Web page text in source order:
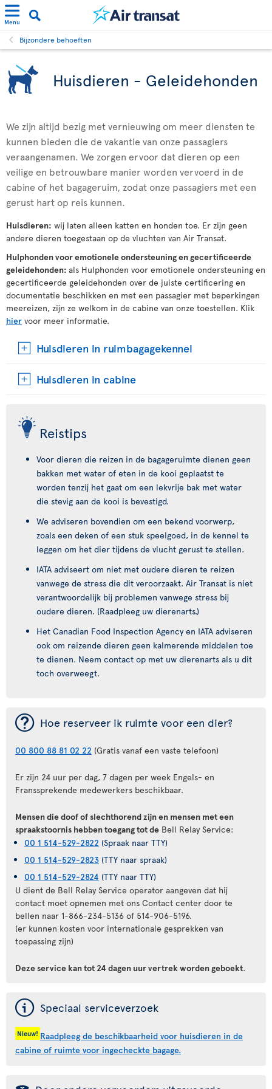
Menu
Bijzondere behoeften
Huisdieren - Geleidehonden
We zijn altijd bezig met vernieuwing om meer diensten te
kunnen bieden die de vakantie van onze passagiers
veraangenamen. We zorgen ervoor dat dieren op een
veilige en betrouwbare manier worden vervoerd in de
cabine of het bagageruim, zodat onze passagiers met een
gerust hart op reis kunnen.
Huisdieren: wij laten alleen katten en honden toe. Er zijn geen
andere dieren toegestaan op de vluchten van Air Transat.
Hulphonden voor emotionele ondersteuning en gecertificeerde
geleidehonden: als Hulphonden voor emotionele ondersteuning en
gecertificeerde geleidehonden over de juiste certificering en
documentatie beschikken en met een passagier met beperkingen
meereizen, zijn ze welkom in de cabine van onze toestellen. Klik
hier voor meer informatie.
Huisdieren in ruimbagagekennel
Huisdieren in cabine
Reistips
Voor dieren die reizen in de bagageruimte dienen geen
bakken met water of eten in de kooi geplaatst te
worden tenzij het gaat om een lekvrije bak met water
die stevig aan de kooi is bevestigd.
We adviseren bovendien om een bekend voorwerp,
zoals een deken of een stuk speelgoed, in de kennel te
leggen om het dier tijdens de vlucht gerust te stellen.
IATA adviseert om niet met oudere dieren te reizen
vanwege de stress die dit veroorzaakt. Air Transat is niet
verantwoordelijk bij problemen vanwege stress bij
oudere dieren. (Raadpleeg uw dierenarts.)
Het Canadian Food Inspection Agency en IATA adviseren
ook om reizende dieren geen kalmerende middelen toe
te dienen. Neem contact op met uw dierenarts als u dit
toch overweegt.
¯ Hoe reserveer ik ruimte voor een dier?
00 800 88 81 02 22 (Gratis vanaf een vaste telefoon)
Er zijn 24 uur per dag, 7 dagen per week Engels- en
Franssprekende medewerkers beschikbaar.
Mensen die doof of slechthorend zijn en mensen met een
spraakstoornis hebben toegang tot de Bell Relay Service:
00 1 514-529-2822 (Spraak naar TTY)
00 1 514-529-2823 (TTY naar spraak)
00 1 514-529-2824 (TTY naar TTY)
U dient de Bell Relay Service operator aangeven dat hij
contact moet opnemen met ons Contact center door te
bellen naar 1-866-234-5136 of 514-906-5196.
(er kunnen kosten voor internationale gesprekken van
toepassing zijn)
Deze service kan tot 24 dagen uur vertrek worden geboekt.
ý Speciaal serviceverzoek
Nieuw! Raadpleeg de beschikbaarheid voor huisdieren in de
cabine of ruimte voor ingecheckte bagage.